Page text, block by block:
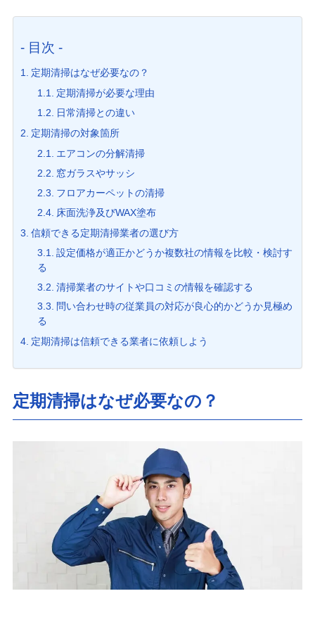
- 目次 -
定期清掃はなぜ必要なの？
定期清掃が必要な理由
日常清掃との違い
定期清掃の対象箇所
エアコンの分解清掃
窓ガラスやサッシ
フロアカーペットの清掃
床面洗浄及びWAX塗布
信頼できる定期清掃業者の選び方
設定価格が適正かどうか複数社の情報を比較・検討す
る
清掃業者のサイトや口コミの情報を確認する
問い合わせ時の従業員の対応が良心的かどうか見極め
る
定期清掃は信頼できる業者に依頼しよう
定期清掃はなぜ必要なの？